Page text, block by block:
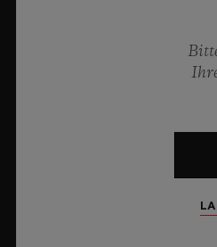
BIG BANG